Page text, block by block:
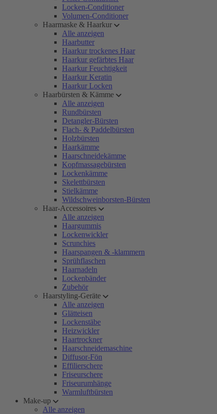
Locken-Conditioner
Volumen-Conditioner
Haarmaske & Haarkur
Alle anzeigen
Haarbutter
Haarkur trockenes Haar
Haarkur gefärbtes Haar
Haarkur Feuchtigkeit
Haarkur Keratin
Haarkur Locken
Haarbürsten & Kämme
Alle anzeigen
Rundbürsten
Detangler-Bürsten
Flach- & Paddelbürsten
Holzbürsten
Haarkämme
Haarschneidekämme
Kopfmassagebürsten
Lockenkämme
Skelettbürsten
Stielkämme
Wildschweinborsten-Bürsten
Haar-Accessoires
Alle anzeigen
Haargummis
Lockenwickler
Scrunchies
Haarspangen & -klammern
Sprühflaschen
Haarnadeln
Lockenbänder
Zubehör
Haarstyling-Geräte
Alle anzeigen
Glätteisen
Lockenstäbe
Heizwickler
Haartrockner
Haarschneidemaschine
Diffusor-Fön
Effilierschere
Friseurschere
Friseurumhänge
Warmluftbürsten
Make-up
Alle anzeigen